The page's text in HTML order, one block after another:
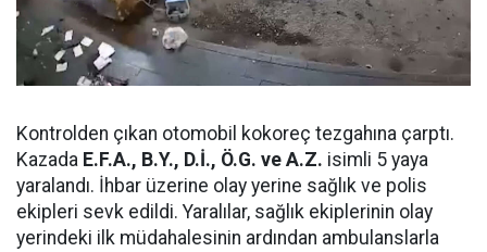
Kontrolden çıkan otomobil kokoreç tezgahına çarptı.
Kazada E.F.A., B.Y., D.İ., Ö.G. ve A.Z. isimli 5 yaya
yaralandı. İhbar üzerine olay yerine sağlık ve polis
ekipleri sevk edildi. Yaralılar, sağlık ekiplerinin olay
yerindeki ilk müdahalesinin ardından ambulanslarla